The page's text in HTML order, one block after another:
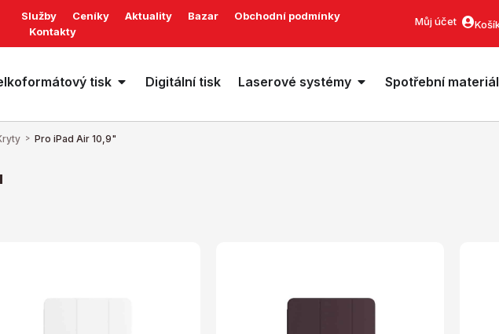
Služby Ceníky Aktuality Bazar
Obchodní podmínky
Kontakty
Můj účet
tisk Digitální tisk Laserové systémy Spotřební materiál
> Pro iPad Air 10,9"